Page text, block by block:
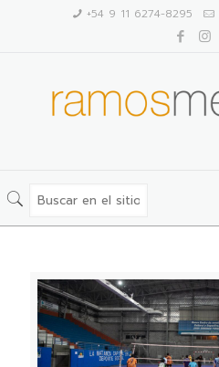
+54 9 11 6274-8295